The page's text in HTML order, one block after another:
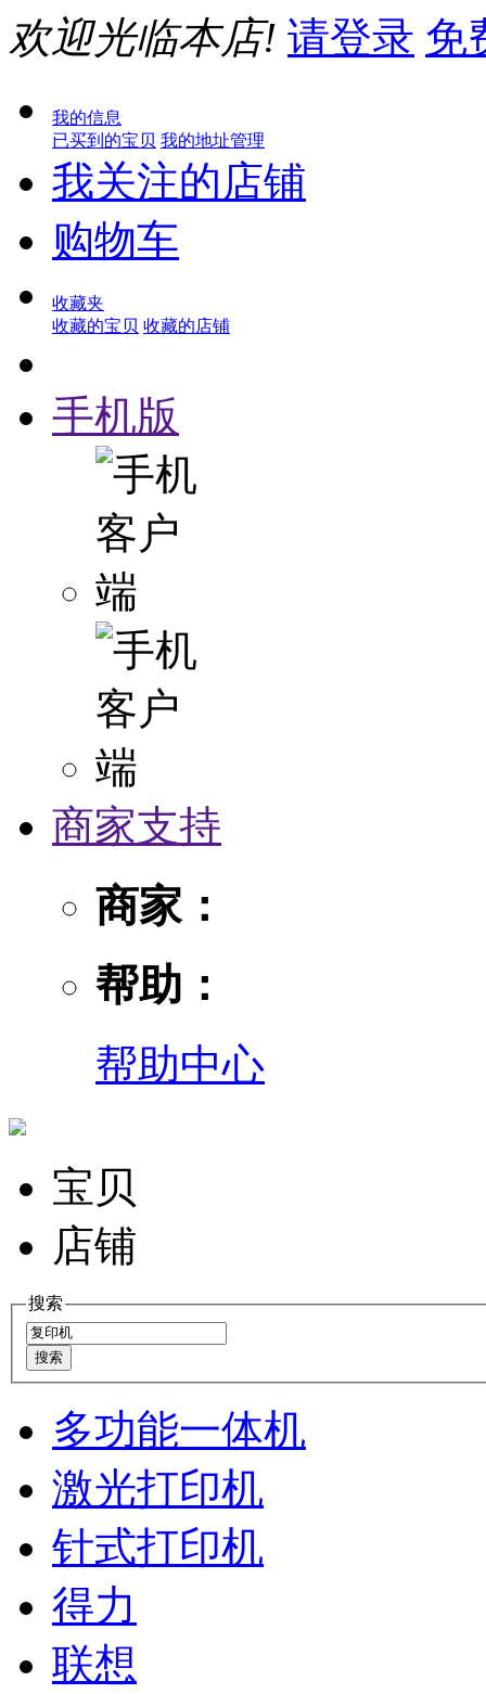
欢迎光临本店! 请登录 免
我的信息
已买到的宝贝 我的地址管理
我关注的店铺
购物车
收藏夹
收藏的宝贝 收藏的店铺
手机版
商家支持
商家：
帮助：
帮助中心
宝贝
店铺
搜索
多功能一体机
激光打印机
针式打印机
得力
联想